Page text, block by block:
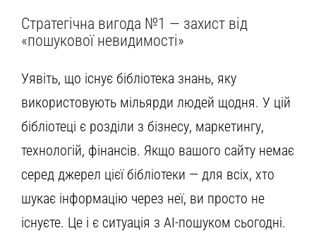
Стратегічна вигода №1 — захист від
«пошукової невидимості»
Уявіть, що існує бібліотека знань, яку
використовують мільярди людей щодня. У цій
бібліотеці є розділи з бізнесу, маркетингу,
технологій, фінансів. Якщо вашого сайту немає
серед джерел цієї бібліотеки — для всіх, хто
шукає інформацію через неї, ви просто не
існуєте. Це і є ситуація з AI-пошуком сьогодні.